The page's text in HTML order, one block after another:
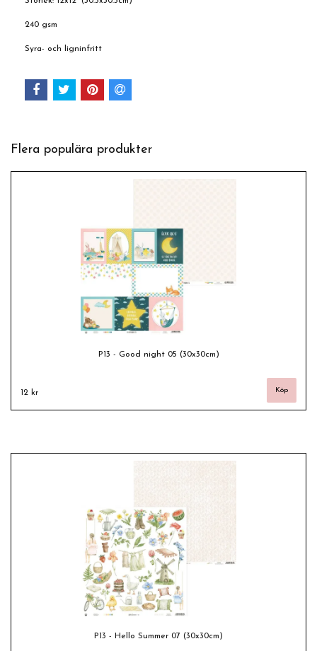
240 gsm
Syra- och ligninfritt
Flera populära produkter
P13 - Good night 05 (30x30cm)
12 kr
P13 - Hello Summer 07 (30x30cm)